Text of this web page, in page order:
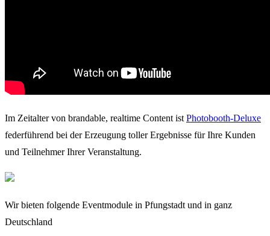
Im Zeitalter von brandable, realtime Content ist Photobooth-Deluxe
federführend bei der Erzeugung toller Ergebnisse für Ihre Kunden
und Teilnehmer Ihrer Veranstaltung.
Wir bieten folgende Eventmodule in Pfungstadt und in ganz
Deutschland